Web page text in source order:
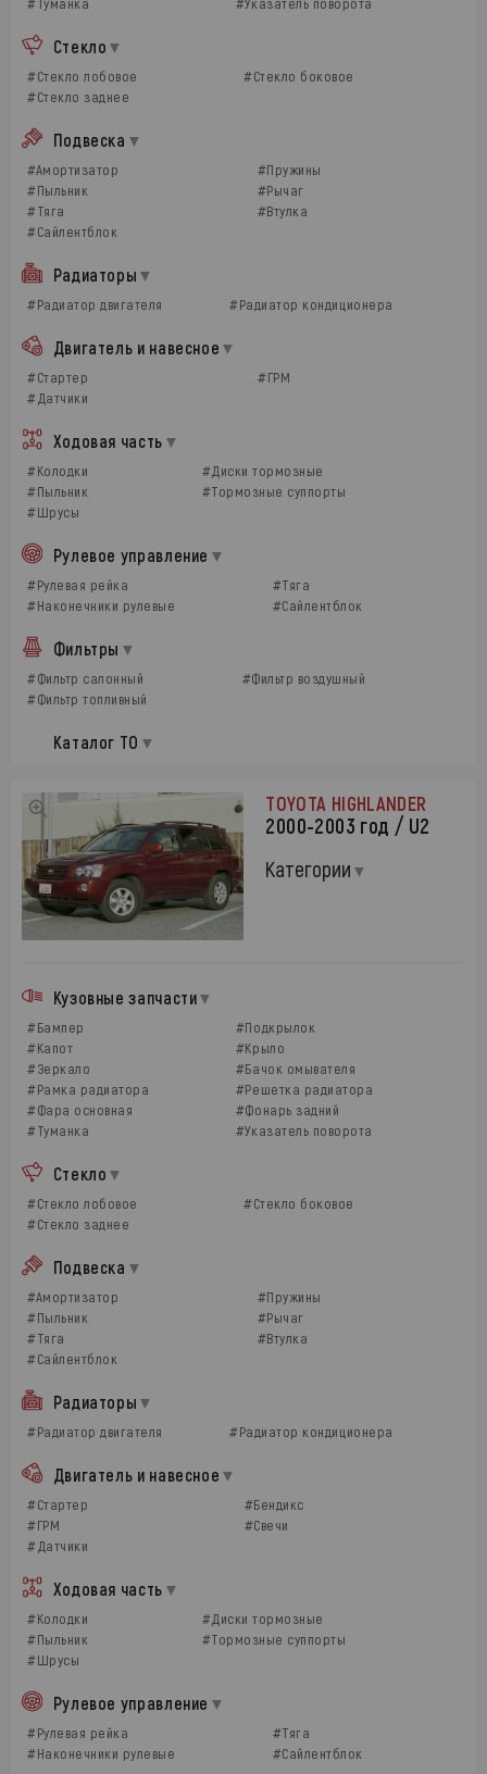
Стекло
#Стекло лобовое
#Стекло боковое
#Стекло заднее
Подвеска
#Амортизатор
#Пружины
#Пыльник
#Рычаг
#Тяга
#Втулка
#Сайлентблок
Радиаторы
#Радиатор двигателя #Радиатор кондиционера
Двигатель и навесное
#Стартер
#ГРМ
#Датчики
Ходовая часть
#Колодки
#Диски тормозные
#Пыльник
#Тормозные суппорты
#Шрусы
Рулевое управление
#Рулевая рейка
#Тяга
#Наконечники рулевые
#Сайлентблок
Фильтры
#Фильтр салонный
#Фильтр воздушный
#Фильтр топливный
Каталог ТО
TOYOTA HIGHLANDER
2000-2003 год / U2
Категории
Кузовные запчасти
#Бампер
#Подкрылок
#Капот
#Крыло
#Зеркало
#Бачок омывателя
#Рамка радиатора
#Решетка радиатора
#Фара основная
#Фонарь задний
#Туманка
#Указатель поворота
Стекло
#Стекло лобовое
#Стекло боковое
#Стекло заднее
Подвеска
#Амортизатор
#Пружины
#Пыльник
#Рычаг
#Тяга
#Втулка
#Сайлентблок
Радиаторы
#Радиатор двигателя #Радиатор кондиционера
Двигатель и навесное
#Стартер
#Бендикс
#ГРМ
#Свечи
#Датчики
Ходовая часть
#Колодки
#Диски тормозные
#Пыльник
#Тормозные суппорты
#Шрусы
Рулевое управление
#Рулевая рейка
#Тяга
#Наконечники рулевые
#Сайлентблок